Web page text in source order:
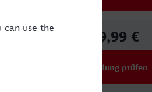
39,99 €
Verbindung prüfen